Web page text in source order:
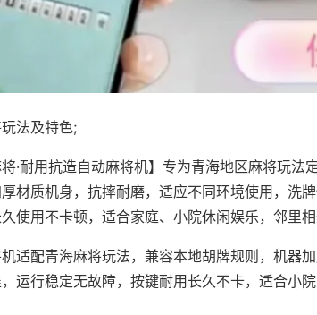
法及特色;
将·耐用抗造自动麻将机】专为青海地区麻将玩
材质机身，抗摔耐磨，适应不同环境使用，洗
使用不卡顿，适合家庭、小院休闲娱乐，邻里相
适配青海麻将玩法，兼容本地胡牌规则，机器
运行稳定无故障，按键耐用长久不卡，适合小院